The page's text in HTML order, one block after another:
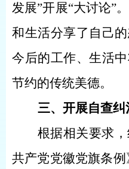
发展”开展“大讨论”
和生活分享了自己
今后的工作、生活
节约的传统美德。
三、开展自查纠
根据相关要求
共产党党徽党旗条例